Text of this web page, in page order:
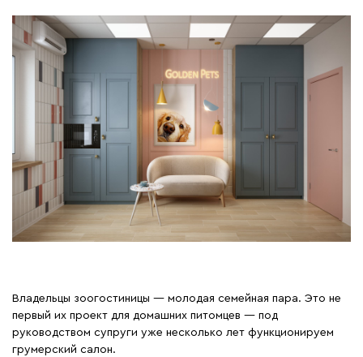
Владельцы зоогостиницы — молодая семейная пара. Это не
первый их проект для домашних питомцев — под
руководством супруги уже несколько лет функционируем
грумерский салон.